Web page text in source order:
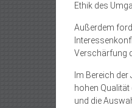
Ethik des
Außerdem
Verschärfung
Im Bereich
hohen
und die